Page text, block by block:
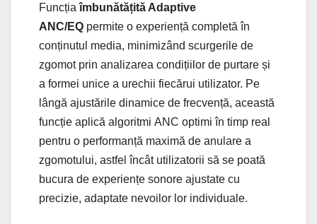
Funcția îmbunătățită Adaptive
ANC/EQ permite o experiență completă în
conținutul media, minimizând scurgerile de
zgomot prin analizarea condițiilor de purtare și
a formei unice a urechii fiecărui utilizator. Pe
lângă ajustările dinamice de frecvență, această
funcție aplică algoritmi ANC optimi în timp real
pentru o performanță maximă de anulare a
zgomotului, astfel încât utilizatorii să se poată
bucura de experiențe sonore ajustate cu
precizie, adaptate nevoilor lor individuale.